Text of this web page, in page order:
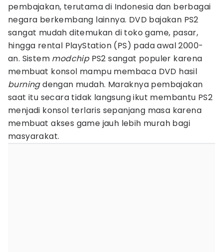
pembajakan, terutama di Indonesia dan berbagai
negara berkembang lainnya. DVD bajakan PS2
sangat mudah ditemukan di toko game, pasar,
hingga rental PlayStation (PS) pada awal 2000-
an. Sistem modchipPS2 sangat populer karena
membuat konsol mampu membaca DVD hasil
burningdengan mudah. Maraknya pembajakan
saat itu secara tidak langsung ikut membantu PS2
menjadi konsol terlaris sepanjang masa karena
membuat akses game jauh lebih murah bagi
masyarakat.